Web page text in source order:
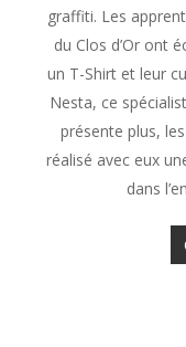
graffiti. Les
du Clos d’Or ont
un T-Shirt et leur
Nesta, ce
présente plus,
réalisé avec eux
dans